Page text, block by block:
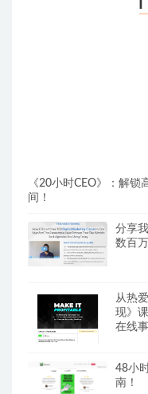
《20小时CEO》：解
间！
分享
数百
从热
现》
在线事
48小
南！